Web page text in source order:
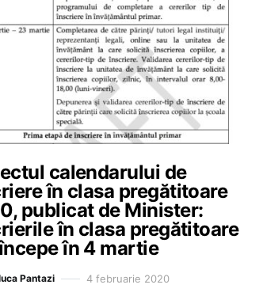
calendarului de
în clasa pregătitoare
publicat de Minister:
în clasa pregătitoare
în 4 martie
Pantazi 4 februarie 2020